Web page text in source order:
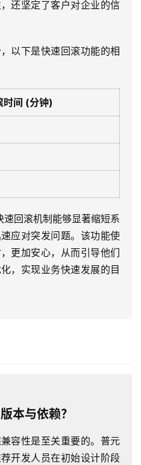
还坚定了客户对企业的信
以下是快速回滚功能的相
时间 (分钟)
回滚机制能够显著缩短系
应对突发问题。该功能使
更加安心，从而引导他们
，实现业务快速发展的目
本与依赖？
容性是至关重要的。普元
开发人员在初始设计阶段